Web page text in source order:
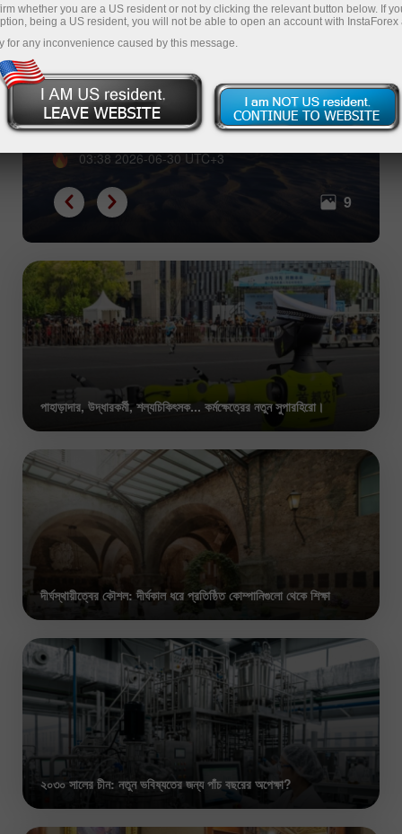
বিভাজন ও শাসন: ইতিহাস বদলে দেওয়া বিশাল সব
সীমান্ত
03:38 2026-06-30 UTC+3
9
পাহাড়াদার, উদ্ধারকর্মী, শল্যচিকিৎসক... কর্মক্ষেত্রের নতুন সুপারহিরো।
দীর্ঘস্থায়ীত্বের কৌশল: দীর্ঘকাল ধরে প্রতিষ্ঠিত কোম্পানিগুলো থেকে শিক্ষা
২০৩০ সালের চীন: নতুন ভবিষ্যতের জন্য পাঁচ বছরের অপেক্ষা?
whether you are a US resident or not by clicking the relevant button below. If
being a US resident, you will not be able to open an account with InstaForex
for any inconvenience caused by this message.